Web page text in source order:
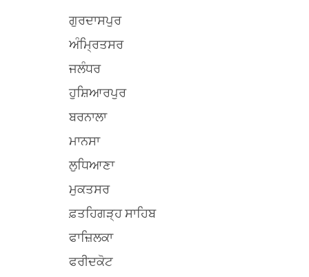
ਗੁਰਦਾਸਪੁਰ
ਅੰਮ੍ਰਿਤਸਰ
ਜਲੰਧਰ
ਹੁਸ਼ਿਆਰਪੁਰ
ਬਰਨਾਲਾ
ਮਾਨਸਾ
ਲੁਧਿਆਣਾ
ਮੁਕਤਸਰ
ਫ਼ਤਹਿਗੜ੍ਹ ਸਾਹਿਬ
ਫਾਜ਼ਿਲਕਾ
ਫਰੀਦਕੋਟ